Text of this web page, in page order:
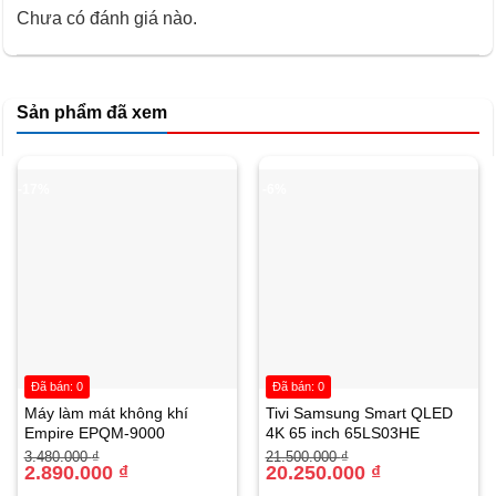
bảo quản thực phẩm tối ưu nhất.
Tủ đông đứng Sumikura 350 lít SKFU-350HSN Khay
Tủ có vỉ làm đá viên và khay chứa đá độc lập giúp làm đá
Chưa có đánh giá nào.
Sản phẩm đã xem
Máy làm mát không khí
Empire EPQM-9000
3.480.000₫
Giá
gốc
2.890.000 ₫
Giá
hiện
Đã bán: 0
Tivi Samsung Smart QLED
4K 65 inch 65LS03HE
21.500.000₫
Giá
gốc
20.250.000 ₫
Giá
hiện
Đã bán: 0